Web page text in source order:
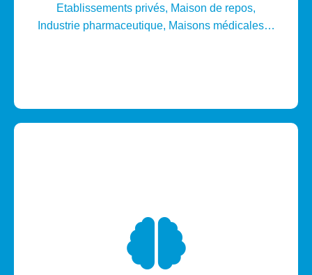
Etablissements privés, Maison de repos,
Industrie pharmaceutique, Maisons médicales…
Communications unifiées, Contrôle d’accès,
Vidéosurveillance, Domotique, Signalétique